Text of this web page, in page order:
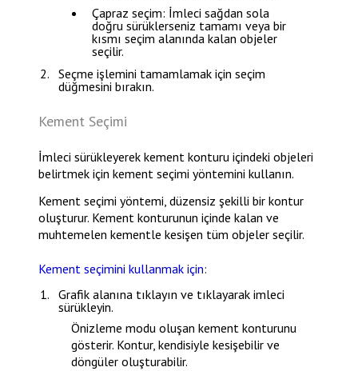
Çapraz seçim: İmleci sağdan sola
doğru sürüklerseniz tamamı veya bir
kısmı seçim alanında kalan objeler
seçilir.
Seçme işlemini tamamlamak için seçim
düğmesini bırakın.
Kement Seçimi
İmleci sürükleyerek kement konturu içindeki objeleri
belirtmek için kement seçimi yöntemini kullanın.
Kement seçimi yöntemi, düzensiz şekilli bir kontur
oluşturur. Kement konturunun içinde kalan ve
muhtemelen kementle kesişen tüm objeler seçilir.
Kement seçimini kullanmak için:
Grafik alanına tıklayın ve tıklayarak imleci
sürükleyin.
Önizleme modu oluşan kement konturunu
gösterir. Kontur, kendisiyle kesişebilir ve
döngüler oluşturabilir.